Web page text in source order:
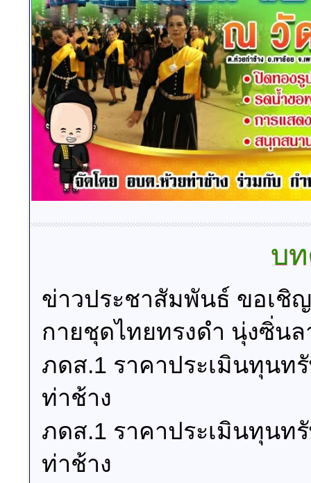
บ
ข่าวประชาสัมพันธ์ ขอเชิ
กายชุดไทยทรงดำ นุ่งซิ่นล
ภดส.1 ราคาประเมินทุนท
ท่าช้าง
ภดส.1 ราคาประเมินทุนท
ท่าช้าง